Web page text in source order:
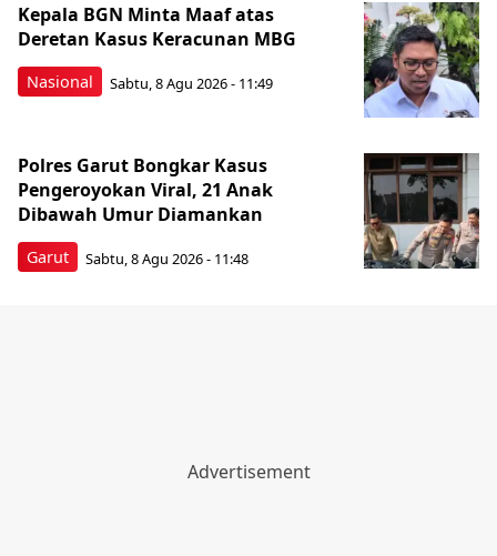
Nasional
Kepala BGN Minta Maaf atas
Deretan Kasus Keracunan MBG
Sabtu, 8 Agu 2026 - 11:49
Garut
Polres Garut Bongkar Kasus
Pengeroyokan Viral, 21 Anak
Dibawah Umur Diamankan
Sabtu, 8 Agu 2026 - 11:48